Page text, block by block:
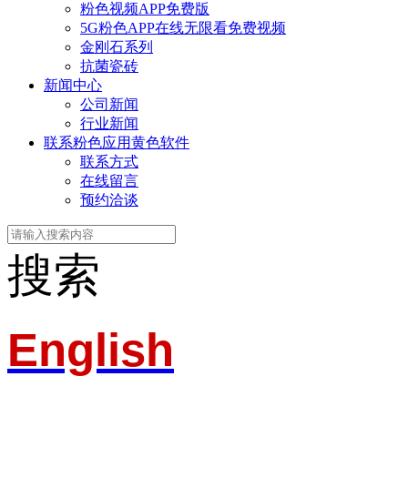
粉色视频APP免费版
5G粉色APP在线无限看免费视频
金刚石系列
抗菌瓷砖
新闻中心
公司新闻
行业新闻
联系粉色应用黄色软件
联系方式
在线留言
预约洽谈
搜索
English